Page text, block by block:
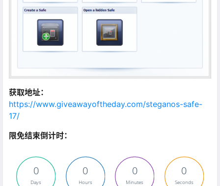
获取地址：
https://www.giveawayoftheday.com/steganos-safe-
17/
限免结束倒计时：
0
Days
0
Hours
0
Minutes
0
Seconds